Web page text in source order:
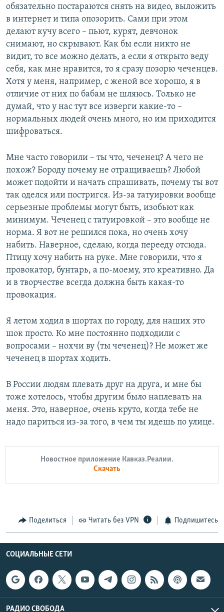
обязательно постараются снять на видео, выложить
в интернет и типа опозорить. Сами при этом
делают кучу всего – пьют, курят, девчонок
снимают, но скрывают. Как бы если никто не
видит, то все можно делать, а если я открыто веду
себя, как мне нравится, то я сразу позорю чеченцев.
Хотя у меня, например, с женой все хорошо, я в
отличие от них по бабам не шляюсь. Только не
думай, что у нас тут все изверги какие-то –
нормальных людей очень много, но им приходится
шифроваться.
Мне часто говорили – ты что, чеченец? А чего не
похож? Бороду почему не отращиваешь? Любой
может подойти и начать спрашивать, почему ты вот
так оделся или постригся. Из-за татуировки вообще
серьезные проблемы могут быть, изобьют как
минимум. Чеченец с татуировкой – это вообще не
норма. Я вот не решился пока, но очень хочу
набить. Наверное, сделаю, когда перееду отсюда.
Птицу хочу набить на руке. Мне говорили, что я
провокатор, бунтарь, а по-моему, это креативно. Да
и в творчестве всегда должна быть какая-то
провокация.
Я летом ходил в шортах по городу, для наших это
шок просто. Ко мне постоянно подходили с
вопросами – нохчи ву (ты чеченец)? Не может же
чеченец в шортах ходить.
В России людям плевать друг на друга, и мне бы
тоже хотелось, чтобы другим было наплевать на
меня. Это, наверное, очень круто, когда тебе не
надо париться из-за того, в чем ты идешь по улице.
Новостное приложение Кавказ.Реалии.
Скачать
Поделиться Читать без VPN Подпишитесь
СОЦИАЛЬНЫЕ СЕТИ
РАДИО СВОБОДА